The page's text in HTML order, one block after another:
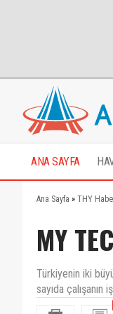
ANA SAYFA
Ana Sayfa » THY
MY
Türkiyenin iki
sayıda